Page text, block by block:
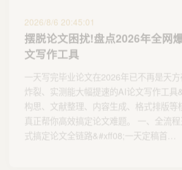
摆脱论文困扰!盘点2026年全网
文写作工具
一天写完毕业论文在2026年已不再是天方
炸裂、实测能大幅提速的AI论文写作工
构思、文献整理、内容生成、格式排版等
真正帮你高效搞定论文难题。 一、全流程
式搞定论文全链路&#xff08;一天定稿首…